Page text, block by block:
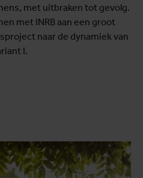
met uitbraken tot gevolg.
met INRB aan een groot
naar de dynamiek van
I.